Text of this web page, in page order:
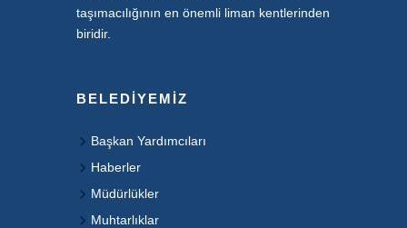
taşımacılığının en önemli liman kentlerinden
biridir.
BELEDIYEMIZ
Başkan Yardımcıları
Haberler
Müdürlükler
Muhtarlıklar